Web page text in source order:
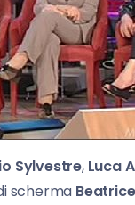
Sylvestre, Luca
scherma